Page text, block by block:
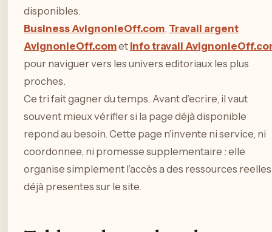
disponibles.
Business AvignonleOff.com, Travail argent
AvignonleOff.comet Info travail
pour naviguer vers les univers editoriaux les plus
proches.
Ce tri fait gagner du temps. Avant d’ecrire, il vaut
souvent mieux vérifier si la page déjà disponible
repond au besoin. Cette page n’invente ni service, ni
coordonnee, ni promesse supplementaire : elle
organise simplement l’accès a des ressources reelles
déjà presentes sur le site.